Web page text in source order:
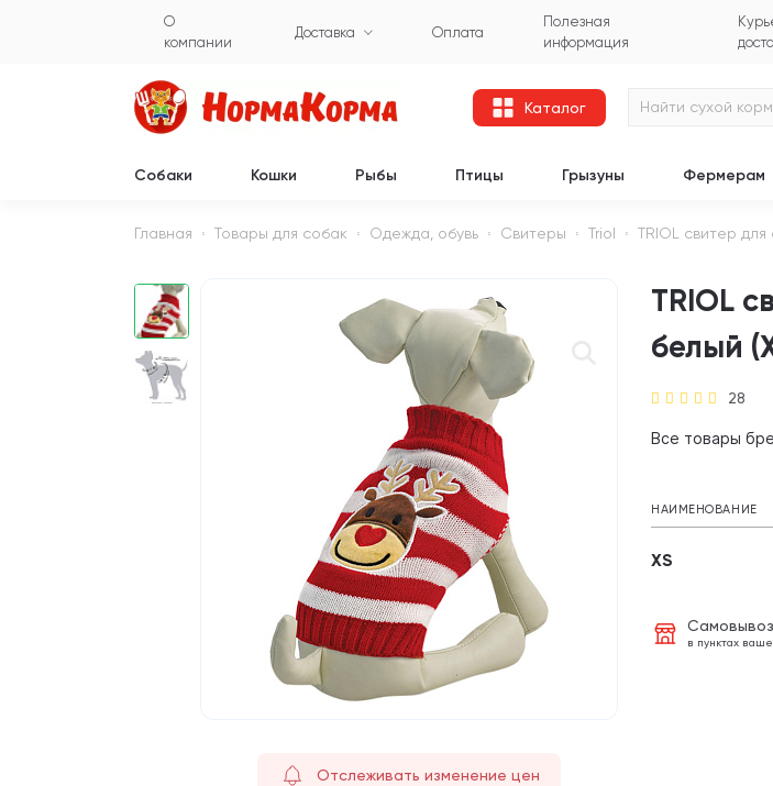
О
компании
Доставка Оплата
Полезная
информация
Каталог
Собаки Кошки Рыбы Птицы Грызуны Фермерам
Главная Товары для собак Одежда, обувь Свитеры Triol TRIOL свитер
Отслеживать изменение цен
TRIOL
белый
28
Все товары
НАИМЕНОВАНИЕ
XS
Самовывоз
в пунктах